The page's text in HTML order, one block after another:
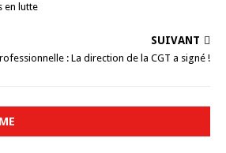
en lutte
SUIVANT
: La direction de la CGT a signé !